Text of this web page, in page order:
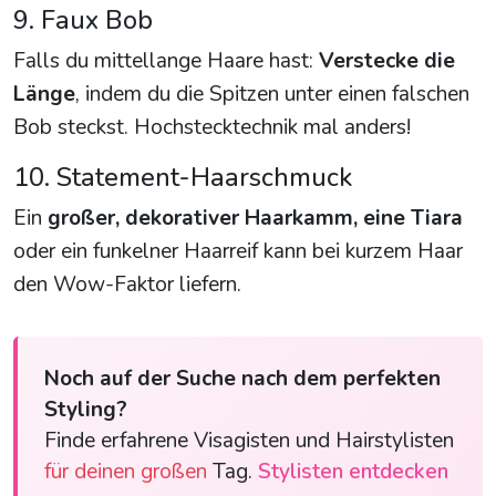
9. Faux Bob
Falls du mittellange Haare hast: Verstecke die
Länge, indem du die Spitzen unter einen falschen
Bob steckst. Hochstecktechnik mal anders!
10. Statement-Haarschmuck
Ein großer, dekorativer Haarkamm, eine Tiara
oder ein funkelner Haarreif kann bei kurzem Haar
den Wow-Faktor liefern.
Noch auf der Suche nach dem perfekten
Styling?
Finde erfahrene Visagisten und Hairstylisten
für deinen großen Tag. Stylisten entdecken